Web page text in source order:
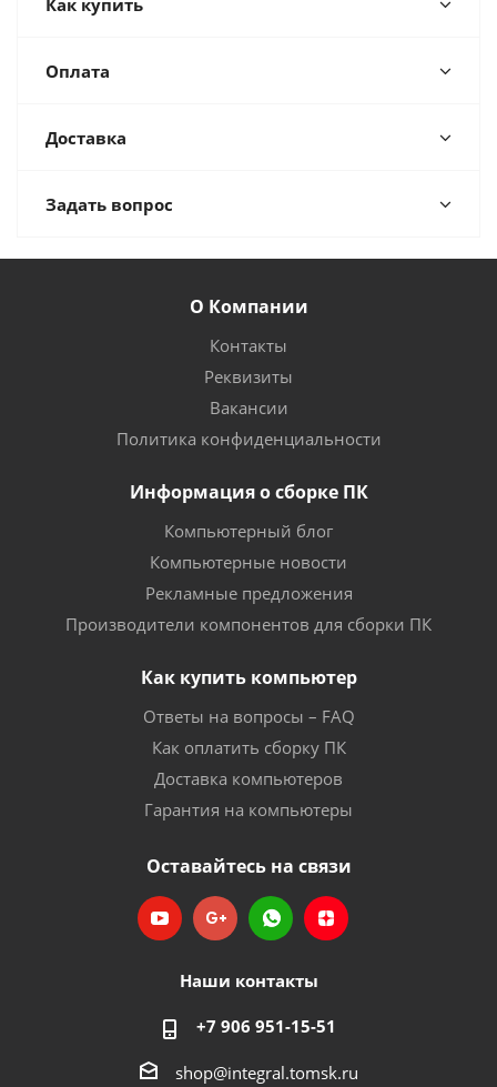
Как купить
Оплата
Доставка
Задать вопрос
О Компании
Контакты
Реквизиты
Вакансии
Политика конфиденциальности
Информация о сборке ПК
Компьютерный блог
Компьютерные новости
Рекламные предложения
Производители компонентов для сборки ПК
Как купить компьютер
Ответы на вопросы – FAQ
Как оплатить сборку ПК
Доставка компьютеров
Гарантия на компьютеры
Оставайтесь на связи
Наши контакты
+7 906 951-15-51
shop@integral.tomsk.ru